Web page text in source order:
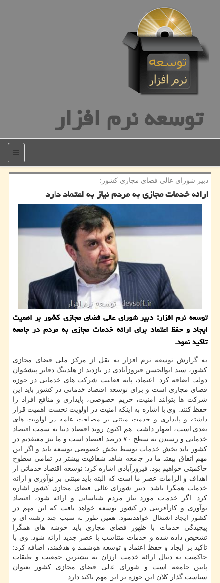
توسعه نرم افزار
منو
دبیر شورای عالی فضای مجازی كشور:
ارائه خدمات مجازی به مردم نیاز به اعتماد دارد
توسعه نرم افزار: دبیر شورای عالی فضای مجازی كشور بر اهمیت
ایجاد و حفظ اعتماد برای ارائه خدمات مجازی به مردم در جامعه
تاكید نمود.
به گزارشتوسعه نرم افزار
به نقل از مركز ملی فضای مجازی
كشور، سید ابوالحسن فیروزآبادی در بازدید از هلدینگ دفاتر پیشخوان
دولت اضافه كرد: اعتماد، پایه فعالیت شركت های خدماتی در حوزه
فضای مجازی است و برای توسعه اقتصاد خدماتی در كشور باید این
شركت ها بتوانند امنیت، حریم خصوصی، پایداری و منافع افراد را
حفظ كنند. وی با اشاره به اینكه امنیت در اولویت نخست اهمیت قرار
داشته و پایداری و خدمت مبتنی بر مصلحت عامه در اولویت های
بعدی است، اظهار داشت: هم اكنون روند اقتصاد دنیا به سمت اقتصاد
خدماتی و رسیدن به سطح ۷۰ درصد اقتصاد است و ما نیز معتقدیم در
كشور باید بخش خدمات توسط بخش خصوصی توسعه یابد و اگر این
مهم اتفاق بیفتد ما در جامعه شاهد شفافیت بیشتر در تمامی سطوح
حاكمیتی خواهیم بود. فیروزآبادی اشاره كرد: توسعه اقتصاد خدماتی از
اهداف و الزامات عصر ما است كه البته باید مبتنی بر نوآوری و ارائه
خدمات همگرا باشد. دبیر شورای عالی فضای مجازی كشور اشاره
كرد: اگر خدمات مورد نیاز مردم شناسایی و ارائه شود، اقتصاد
نوآوری و كارآفرینی در كشور توسعه خواهد یافت كه این مهم در
كشور ایجاد اشتغال خواهدنمود. همین طور به سبب چند رشته ای و
پیچیدگی خدمات با ظهور فضای مجازی باید خوشه های همگرا
تشخیص داده شده و خدمات متناسب با عصر جدید ارائه شود. وی با
تاكید بر ایجاد و حفظ اعتماد و توسعه هوشمند و هدفمند، اضافه كرد:
حاكمیت به دنبال ارائه خدمت ارزان به بیشترین جمعیت و طبقات
پایین جامعه است و شورای عالی فضای مجازی كشور بعنوان
سیاست گذار كلان این حوزه بر این مهم تاكید دارد.